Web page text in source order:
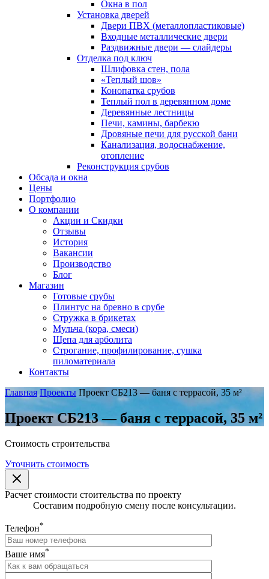
Окна в пол
Установка дверей
Двери ПВХ (металлопластиковые)
Входные металлические двери
Раздвижные двери — слайдеры
Отделка под ключ
Шлифовка стен, пола
«Теплый шов»
Конопатка срубов
Теплый пол в деревянном доме
Деревянные лестницы
Печи, камины, барбекю
Дровяные печи для русской бани
Канализация, водоснабжение,
отопление
Реконструкция срубов
Обсада и окна
Цены
Портфолио
О компании
Акции и Скидки
Отзывы
История
Вакансии
Производство
Блог
Магазин
Готовые срубы
Плинтус на бревно в срубе
Стружка в брикетах
Мульча (кора, смеси)
Щепа для арболита
Строгание, профилирование, сушка
пиломатериала
Контакты
Главная Проекты Проект СБ213 — баня с террасой, 35 м²
Проект СБ213 — баня с террасой, 35 м²
Стоимость строительства
Уточнить стоимость
Расчет стоимости стоительства по проекту
Составим подробную смену после консультации.
Телефон*
Ваше имя*